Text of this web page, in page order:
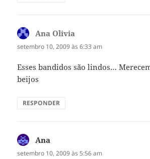
Ana Olivia
setembro 10, 2009 às 6:33 am
Esses bandidos são lindos…
beijos
RESPONDER
Ana
setembro 10, 2009 às 5:56 am